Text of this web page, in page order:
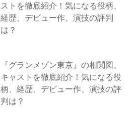
ストを徹底紹介！気になる役柄、
経歴、デビュー作、演技の評判
は？
『グランメゾン東京』の相関図、
キャストを徹底紹介！気になる役
柄、経歴、デビュー作、演技の評
判は？